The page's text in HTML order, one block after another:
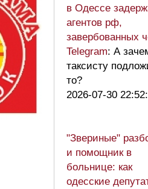
в Одессе
агентов рф,
завербованных
Telegram: А
таксисту
то?
2026-07-30
"Звериные"
и помощник в
больнице: как
одесские